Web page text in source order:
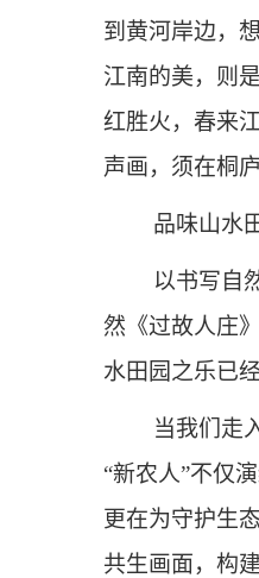
到黄河岸边，
江南的美，则
红胜火，春来
声画，须在桐
品味山水
以书写自
然《过故人庄
水田园之乐已
当我们走
“新农人”不仅
更在为守护生
共生画面，构